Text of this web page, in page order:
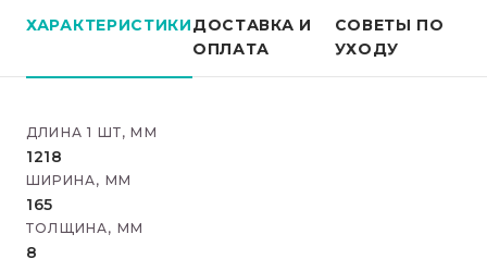
ХАРАКТЕРИСТИКИДОСТАВКА И
ОПЛАТА
СОВЕТЫ ПО
УХОДУ
ДЛИНА 1 ШТ, ММ
1218
ШИРИНА, ММ
165
ТОЛЩИНА, ММ
8